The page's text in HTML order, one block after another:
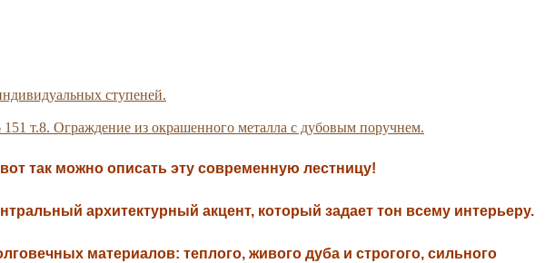
ступеней.
т.8. Ограждение из окрашенного металла с дубовым поручнем.
так можно описать эту современную лестницу!
архитектурный акцент, который задает тон всему интерьеру.
материалов: теплого, живого дуба и строгого, сильного